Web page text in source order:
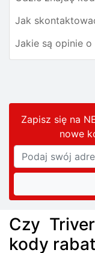
Jak
Jakie są opinie o
Zapisz się na
nowe
Czy
kody